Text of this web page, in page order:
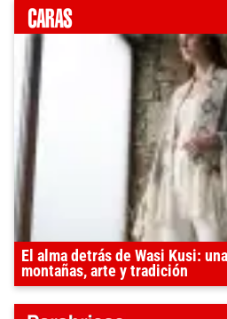
El alma detrás de Wasi Kusi:
montañas, arte y tradición